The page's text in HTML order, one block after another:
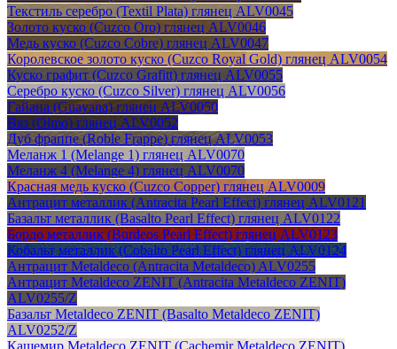
Текстиль серебро (Textil Plata) глянец ALV0045
Золото куско (Cuzco Oro) глянец ALV0046
Медь куско (Cuzco Cobre) глянец ALV0047
Королевское золото куско (Cuzco Royal Gold) глянец ALV0054
Куско графит (Cuzco Grafitt) глянец ALV0055
Серебро куско (Cuzco Silver) глянец ALV0056
Гайана (Guayana) глянец ALV0050
Вяз (Olmo) глянец ALV0052
Дуб фраппе (Roble Frappe) глянец ALV0053
Меланж 1 (Melange 1) глянец ALV0070
Меланж 4 (Melange 4) глянец ALV0070
Красная медь куско (Cuzco Copper) глянец ALV0009
Антрацит металлик (Antracita Pearl Effect) глянец ALV0121
Базальт металлик (Basalto Pearl Effect) глянец ALV0122
Бордо металлик (Burdeos Pearl Effect) глянец ALV0123
Кобальт металлик (Cobalto Pearl Effect) глянец ALV0124
Антрацит Metaldeco (Antracita Metaldeco) ALV0255
Антрацит Metaldeco ZENIT (Antracita Metaldeco ZENIT)
ALV0255/Z
Базальт Metaldeco ZENIT (Basalto Metaldeco ZENIT)
ALV0252/Z
Кашемир Metaldeco ZENIT (Cachemir Metaldeco ZENIT)